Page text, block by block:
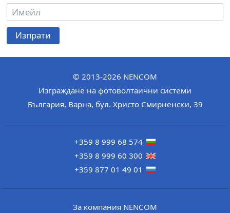
Изпрати
© 2013-2026 NENCOM
Изграждане на фотоволтаични системи
България, Варна, бул. Христо Смирненски, 39
+359 8 999 68 574
+359 8 999 60 300
+359 877 01 49 01
За компания NENCOM